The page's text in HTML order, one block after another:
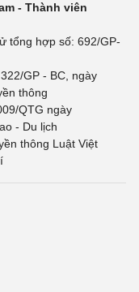
- Thành viên
tổng hợp số: 692/GP-
GP - BC, ngày
thông
QTG ngày
- Du lịch
thông Luật Việt